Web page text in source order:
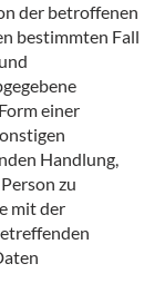
der betroffenen
bestimmten Fall
einer
Handlung,
zu
mit der